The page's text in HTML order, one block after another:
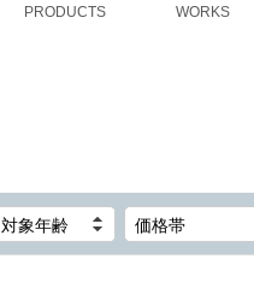
PRODUCTS WORKS
対象年齢 価格帯